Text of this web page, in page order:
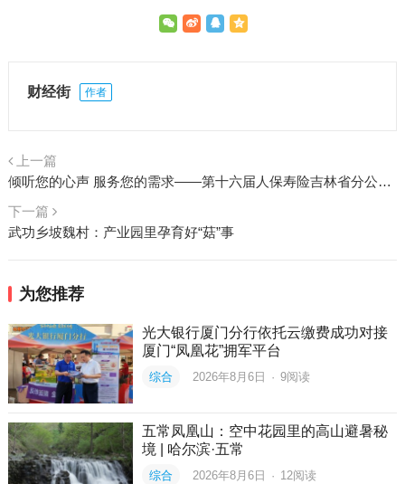
财经街 作者
上一篇
倾听您的心声 服务您的需求——第十六届人保寿险吉林省分公司客户节即将盛大启幕
下一篇
武功乡坡魏村：产业园里孕育好“菇”事
为您推荐
光大银行厦门分行依托云缴费成功对接
厦门“凤凰花”拥军平台
综合 2026年8月6日 · 9阅读
五常凤凰山：空中花园里的高山避暑秘
境 | 哈尔滨·五常
综合 2026年8月6日 · 12阅读